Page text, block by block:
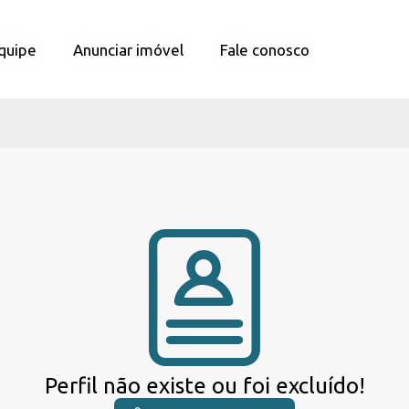
Anunciar imóvel Fale conosco
Anunciar imóvel Fale conosco
Perfil não existe ou foi excluído!